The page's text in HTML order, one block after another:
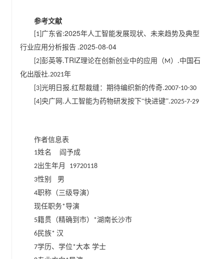
参考文献
[1] 广东省:2025年人工智能发展现状、未来趋势及典型
行业应用分析报告 .2025-08-04
[2] 彭英等.TRIZ理论在创新创业中的应用 （M） .中国石
化出版社.2021年
[3] 光明日报.红帮裁缝：期待编织新的传奇.2007-10-30
[4] 央广网 . 人工智能为药物研发按下“快进键”.2025-7-29
作者信息表
1姓名 阎予成
2出生年月 19720118
3性别 男
4职称（三级导演）
现任职务*导演
5籍贯（精确到市） *湖南长沙市
6民族* 汉
7学历、学位*大本 学士